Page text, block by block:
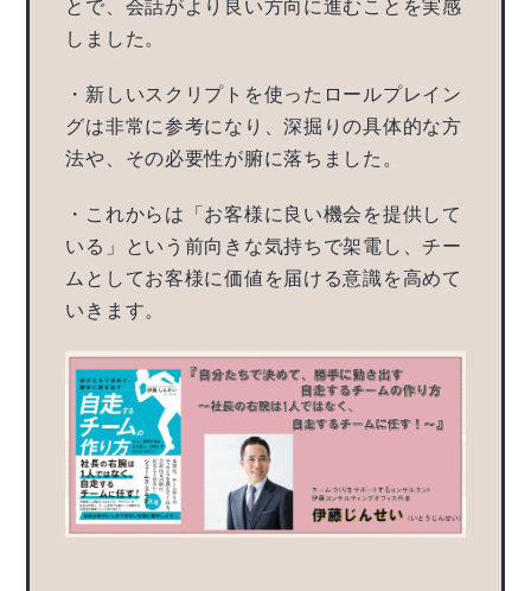
とで、会話がより良い方向に進むことを実感
しました。
・新しいスクリプトを使ったロールプレイン
グは非常に参考になり、深掘りの具体的な方
法や、その必要性が腑に落ちました。
・これからは「お客様に良い機会を提供して
いる」という前向きな気持ちで架電し、チー
ムとしてお客様に価値を届ける意識を高めて
いきます。